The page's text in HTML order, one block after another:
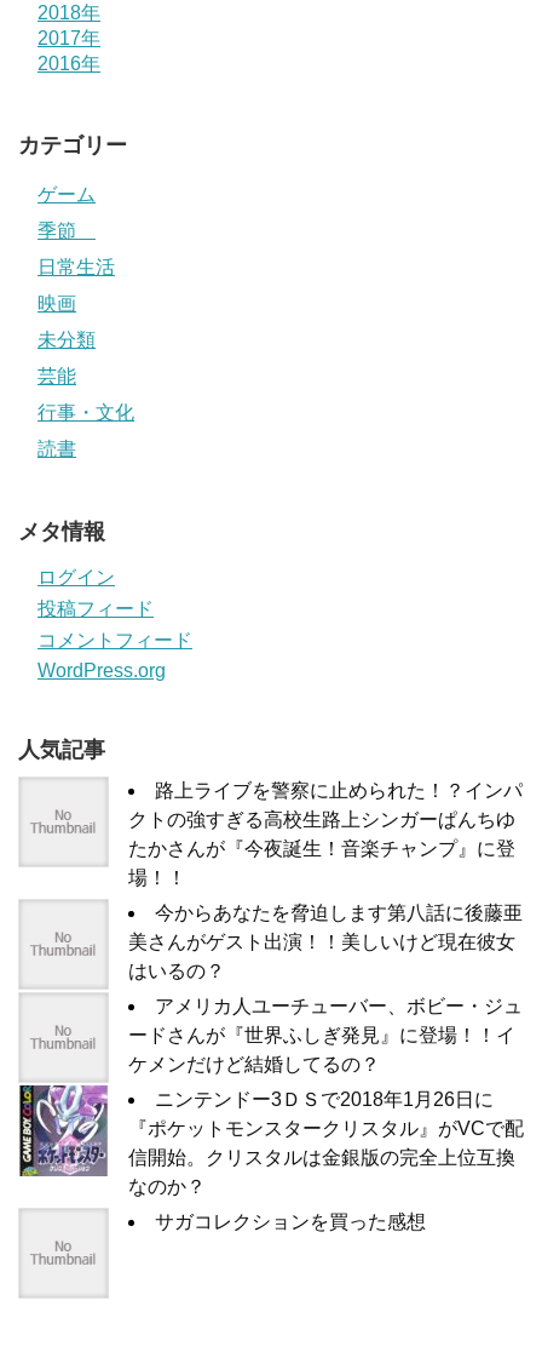
2018年
2017年
2016年
カテゴリー
ゲーム
季節
日常生活
映画
未分類
芸能
行事・文化
読書
メタ情報
ログイン
投稿フィード
コメントフィード
WordPress.org
人気記事
路上ライブを警察に止められた！？インパ
クトの強すぎる高校生路上シンガーぱんちゆ
たかさんが『今夜誕生！音楽チャンプ』に登
場！！
今からあなたを脅迫します第八話に後藤亜
美さんがゲスト出演！！美しいけど現在彼女
はいるの？
アメリカ人ユーチューバー、ボビー・ジュ
ードさんが『世界ふしぎ発見』に登場！！イ
ケメンだけど結婚してるの？
ニンテンドー3ＤＳで2018年1月26日に
『ポケットモンスタークリスタル』がVCで配
信開始。クリスタルは金銀版の完全上位互換
なのか？
サガコレクションを買った感想